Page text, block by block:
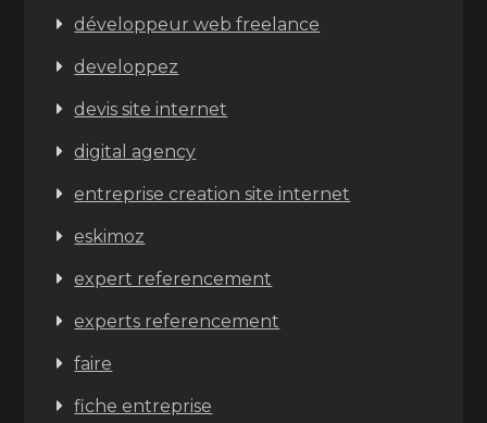
développeur web freelance
developpez
devis site internet
digital agency
entreprise creation site internet
eskimoz
expert referencement
experts referencement
faire
fiche entreprise